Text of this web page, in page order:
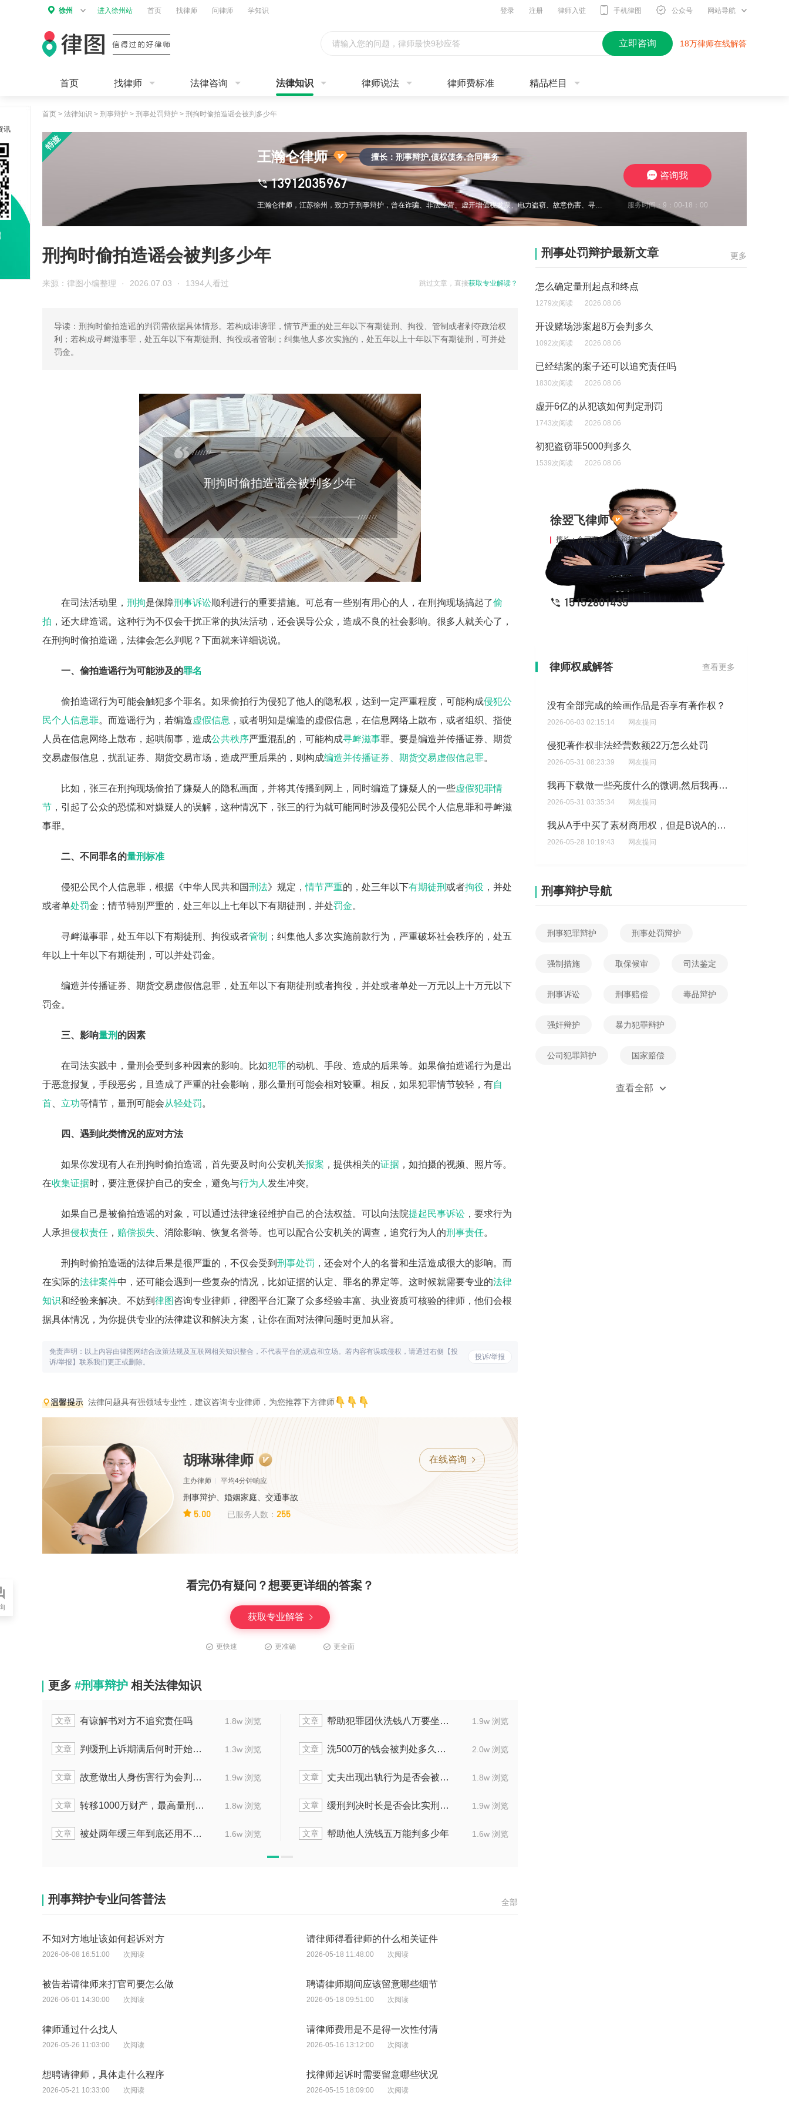
徐州 进入徐州站 首页 找律师 问律师 学知识 登录 注册 律师入驻 手机律图 公众号 网站导航
请输入您的问题，律师最快9秒应答 立即咨询 18万律师在线解答
首页 找律师 法律咨询 法律知识 律师说法 律师费标准 精品栏目
首页 > 法律知识 > 刑事辩护 > 刑事处罚辩护 > 刑拘时偷拍造谣会被判多少年
王瀚仑律师 擅长：刑事辩护,债权债务,合同事务
13912035967
王瀚仑律师，江苏徐州，致力于刑事辩护，曾在诈骗、非法经营、虚开增值税发票、电力盗窃、故意伤害、寻衅滋事、开设赌场、帮信等多类案件中取得良好辩护效果，有多起缓刑、不起诉成功案例，同时在合同纠纷、债权债务、婚姻家事、抚养权纠纷、执行异议纠纷等方面，具有丰富的办案经验，认真负责，帮助每一位当事人维护合法权益。 服务时间：9：00-18：00
咨询我
刑拘时偷拍造谣会被判多少年
跳过文章，直接获取专业解读？
来源：律图小编整理 · 2026.07.03 · 1394人看过
导读：刑拘时偷拍造谣的判罚需依据具体情形。若构成诽谤罪，情节严重的处三年以下有期徒刑、拘役、管制或者剥夺政治权
利；若构成寻衅滋事罪，处五年以下有期徒刑、拘役或者管制；纠集他人多次实施的，处五年以上十年以下有期徒刑，可并处
罚金。
刑拘时偷拍造谣会被判多少年
在司法活动里， 刑拘是保障刑事诉讼顺利进行的重要措施。可总有一些别有用心的人，在刑拘现场搞起了偷
拍 ，还大肆造谣。这种行为不仅会干扰正常的执法活动，还会误导公众，造成不良的社会影响。很多人就关心了，
在刑拘时偷拍造谣，法律会怎么判呢？下面就来详细说说。
一、偷拍造谣行为可能涉及的罪名
偷拍造谣行为可能会触犯多个罪名。如果偷拍行为侵犯了他人的隐私权，达到一定严重程度，可能构成侵犯公
民个人信息罪。而造谣行为，若编造虚假信息 ，或者明知是编造的虚假信息，在信息网络上散布，或者组织、指使
人员在信息网络上散布，起哄闹事，造成公共秩序严重混乱的，可能构成寻衅滋事罪。要是编造并传播证券、期货
交易虚假信息，扰乱证券、期货交易市场，造成严重后果的，则构成编造并传播证券、期货交易虚假信息罪。
比如，张三在刑拘现场偷拍了嫌疑人的隐私画面，并将其传播到网上，同时编造了嫌疑人的一些虚假犯罪情
节 ，引起了公众的恐慌和对嫌疑人的误解，这种情况下，张三的行为就可能同时涉及侵犯公民个人信息罪和寻衅滋
事罪。
二、不同罪名的量刑标准
侵犯公民个人信息罪，根据《中华人民共和国刑法》规定，情节严重的，处三年以下有期徒刑 或者拘役 ，并处
或者单处罚金；情节特别严重的，处三年以上七年以下有期徒刑，并处罚金。
寻衅滋事罪，处五年以下有期徒刑、拘役或者管制
；纠集他人多次实施前款行为，严重破坏社会秩序的，处五
年以上十年以下有期徒刑，可以并处罚金。
编造并传播证券、期货交易虚假信息罪，处五年以下有期徒刑或者拘役，并处或者单处一万元以上十万元以下
罚金。
三、影响量刑 的因素
在司法实践中，量刑会受到多种因素的影响。比如犯罪的动机、手段、造成的后果等。如果偷拍造谣行为是出
于恶意报复，手段恶劣，且造成了严重的社会影响，那么量刑可能会相对较重。相反，如果犯罪情节较轻，有自
首
立功等情节，量刑可能会从轻处罚。
四、遇到此类情况的应对方法
如果你发现有人在刑拘时偷拍造谣，首先要及时向公安机关报案 ，提供相关的证据 ，如拍摄的视频、照片等。
在收集证据时，要注意保护自己的安全，避免与行为人 发生冲突。
如果自己是被偷拍造谣的对象，可以通过法律途径维护自己的合法权益。可以向法院提起民事诉讼 ，要求行为
人承担侵权责任 ， 赔偿损失 、消除影响、恢复名誉等。也可以配合公安机关的调查，追究行为人的刑事责任。
刑拘时偷拍造谣的法律后果是很严重的，不仅会受到 刑事处罚 ，还会对个人的名誉和生活造成很大的影响。而
在实际的法律案件中，还可能会遇到一些复杂的情况，比如证据的认定、罪名的界定等。这时候就需要专业的法律
知识和经验来解决。不妨到 律图 咨询专业律师，律图平台汇聚了众多经验丰富、执业资质可核验的律师，他们会根
据具体情况，为你提供专业的法律建议和解决方案，让你在面对法律问题时更加从容。
投诉/举报
免责声明：以上内容由律图网结合政策法规及互联网相关知识整合，不代表平台的观点和立场。若内容有误或侵权，请通过右侧【投
诉/举报】联系我们更正或删除。
法律问题具有强领域专业性，建议咨询专业律师，为您推荐下方律师
胡琳琳律师
主办律师 平均4分钟响应
刑事辩护、婚姻家庭、交通事故
5.00 已服务人数： 255
在线咨询
看完仍有疑问？想要更详细的答案？
获取专业解答
更快速 更准确 更全面
更多 #刑事辩护 相关法律知识
1.9w 浏览
团伙洗钱八万要坐牢多久
2.0w 浏览
的钱会被判处多久刑罚
1.8w 浏览
出轨行为是否会被判刑
1.9w 浏览
时长是否会比实刑时间更久
1.6w 浏览
人洗钱五万能判多少年
1.5w 浏览
文章 出售假币最高判几年刑 文章 利用未公开信息交易罪一般刑期多久
2.2w 浏览
文章 传播淫秽物品罪怎么可以缓刑 文章 引诱幼女卖淫刑期多长
1.6w 浏览
文章 敲诈勒索罪3000判刑几年 文章 适用缓刑的有期徒刑最高可判多少年
2.0w 浏览
文章 洗钱罪从犯金额2万判多长时间 文章 蓄意致使他人死亡，法院会怎么量刑
1.4w 浏览
文章 法律规定重大刑事案件怎么判 文章 销赃百万坐牢要多久
刑事辩护专业问答普法 全部
不知对方地址该如何起诉对方
2026-06-08 16:51:00 次阅读
被告若请律师来打官司要怎么做
2026-06-01 14:30:00 次阅读
律师通过什么找人
2026-05-26 11:03:00 次阅读
想聘请律师，具体走什么程序
2026-05-21 10:33:00 次阅读
请律师得看律师的什么相关证件
2026-05-18 11:48:00 次阅读
聘请律师期间应该留意哪些细节
2026-05-18 09:51:00 次阅读
请律师费用是不是得一次性付清
2026-05-16 13:12:00 次阅读
找律师起诉时需要留意哪些状况
2026-05-15 18:09:00 次阅读
更多
刑事处罚辩护最新文章
怎么确定量刑起点和终点
1279次阅读 2026.08.06
开设赌场涉案超8万会判多久
1092次阅读 2026.08.06
已经结案的案子还可以追究责任吗
1830次阅读 2026.08.06
虚开6亿的从犯该如何判定刑罚
1743次阅读 2026.08.06
初犯盗窃罪5000判多久
1539次阅读 2026.08.06
徐翌飞律师
擅长：合同事务,刑事辩护,交通事
故
15152801435
律师权威解答 查看更多
侵犯版权会被判处多少年刑期
没有全部完成的绘画作品是否享有著作权？
2026-06-03 02:15:14 网友提问
侵犯著作权非法经营数额22万怎么处罚
2026-05-31 08:23:39 网友提问
我再下载做一些亮度什么的微调,然后我再让他生成图片,让他生成图片提示词,我把想法告诉ai?
2026-05-31 03:35:34 网友提问
我从A手中买了素材商用权，但是B说A的素材侵权了，那我需要赔钱吗?
2026-05-28 10:19:43 网友提问
摄影著作权的保护期限一般多久
2026-05-25 08:24:07 网友提问
我这个有作品证书被同行模仿属于侵权吗?
刑事辩护导航
刑事犯罪辩护 刑事处罚辩护
强制措施 取保候审 司法鉴定
刑事诉讼 刑事赔偿 毒品辩护
强奸辩护 暴力犯罪辩护
公司犯罪辩护 国家赔偿
死刑辩护
查看全部
讯